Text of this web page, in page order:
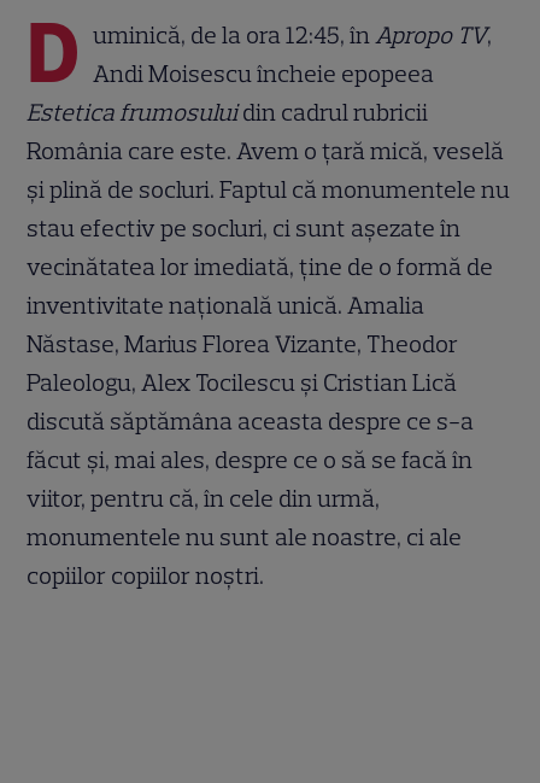
D uminică, de la ora 12:45, în Apropo TV,
Andi Moisescu încheie epopeea
Estetica frumosuluidin cadrul rubricii
România care este. Avem o țară mică, veselă
și plină de socluri. Faptul că monumentele nu
stau efectiv pe socluri, ci sunt așezate în
vecinătatea lor imediată, ține de o formă de
inventivitate națională unică. Amalia
Năstase, Marius Florea Vizante, Theodor
Paleologu, Alex Tocilescu și Cristian Lică
discută săptămâna aceasta despre ce s-a
făcut și, mai ales, despre ce o să se facă în
viitor, pentru că, în cele din urmă,
monumentele nu sunt ale noastre, ci ale
copiilor copiilor noștri.